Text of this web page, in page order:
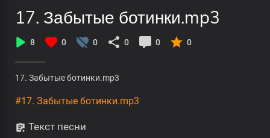
17. Забытые ботинки.mp3
8 0 0 0 0 0
17. Забытые ботинки.mp3
#17. Забытые ботинки.mp3
Текст песни